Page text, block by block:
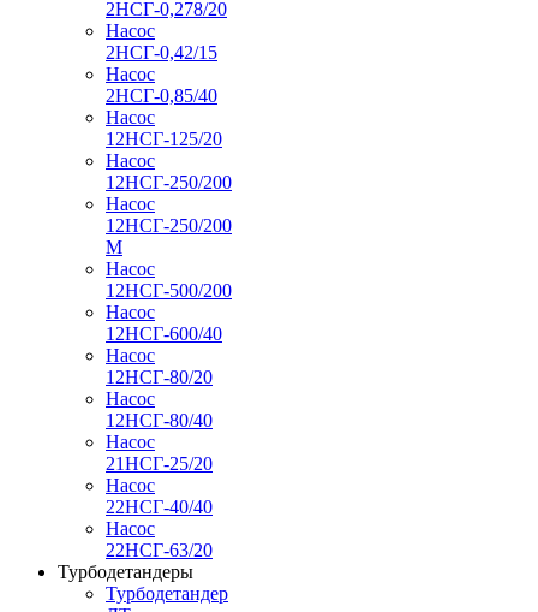
2НСГ-0,278/20
Насос
2НСГ-0,42/15
Насос
2НСГ-0,85/40
Насос
12НСГ-125/20
Насос
12НСГ-250/200
Насос
12НСГ-250/200
М
Насос
12НСГ-500/200
Насос
12НСГ-600/40
Насос
12НСГ-80/20
Насос
12НСГ-80/40
Насос
21НСГ-25/20
Насос
22НСГ-40/40
Насос
22НСГ-63/20
Турбодетандеры
Турбодетандер